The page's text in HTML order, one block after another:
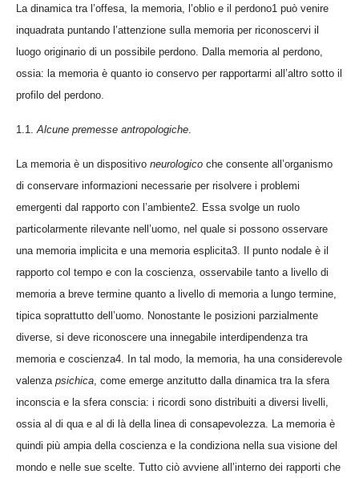
La dinamica tra l’offesa, la memoria, l’oblio e il perdono1 può venire
inquadrata puntando l’attenzione sulla memoria per riconoscervi il
luogo originario di un possibile perdono. Dalla memoria al perdono,
ossia: la memoria è quanto io conservo per rapportarmi all’altro sotto il
profilo del perdono.
1.1. Alcune premesse antropologiche
La memoria è un dispositivo neurologico che consente all’organismo
di conservare informazioni necessarie per risolvere i problemi
emergenti dal rapporto con l’ambiente2. Essa svolge un ruolo
particolarmente rilevante nell’uomo, nel quale si possono osservare
una memoria implicita e una memoria esplicita3. Il punto nodale è il
rapporto col tempo e con la coscienza, osservabile tanto a livello di
memoria a breve termine quanto a livello di memoria a lungo termine,
tipica soprattutto dell’uomo. Nonostante le posizioni parzialmente
diverse, si deve riconoscere una innegabile interdipendenza tra
memoria e coscienza4. In tal modo, la memoria, ha una considerevole
valenza psichica , come emerge anzitutto dalla dinamica tra la sfera
inconscia e la sfera conscia: i ricordi sono distribuiti a diversi livelli,
ossia al di qua e al di là della linea di consapevolezza. La memoria è
quindi più ampia della coscienza e la condiziona nella sua visione del
mondo e nelle sue scelte. Tutto ciò avviene all’interno dei rapporti che